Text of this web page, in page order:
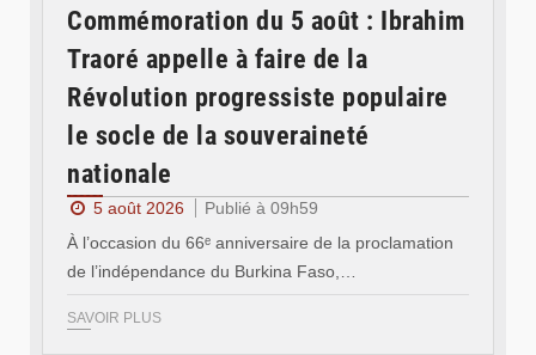
Commémoration du 5 août : Ibrahim
Traoré appelle à faire de la
Révolution progressiste populaire
le socle de la souveraineté
nationale
5 août 2026
Publié à 09h59
À l’occasion du 66ᵉ anniversaire de la proclamation
de l’indépendance du Burkina Faso,…
SAVOIR PLUS